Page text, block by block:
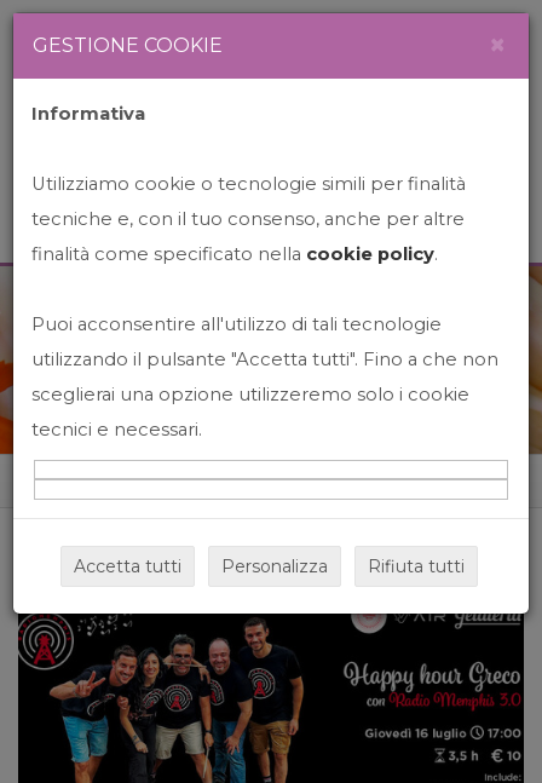
News&Events
Home News&events
GESTIONE COOKIE ×
Informativa
Utilizziamo cookie o tecnologie simili per finalità
tecniche e, con il tuo consenso, anche per altre
finalità come specificato nella cookie policy.
Puoi acconsentire all'utilizzo di tali tecnologie
utilizzando il pulsante "Accetta tutti". Fino a che non
sceglierai una opzione utilizzeremo solo i cookie
tecnici e necessari.
Accetta tutti Personalizza Rifiuta tutti